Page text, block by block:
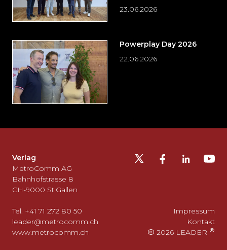
23.06.2026
Powerplay Day 2026
22.06.2026
auslassen
und
zurück
zum
gehen?
Verlag
MetroComm AG
Bahnhofstrasse 8
CH-9000 St.Gallen
Tel. +41 71 272 80 50
leader@metrocomm.ch
www.metrocomm.ch
Impressum
Kontakt
2026 LEADER